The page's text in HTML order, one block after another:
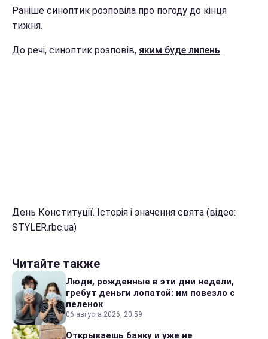
Раніше синоптик розповіла про погоду до кінця
тижня.
До речі, синоптик розповів, яким буде липень.
День Конституції. Історія і значення свята (відео:
STYLER.rbc.ua)
Читайте также
Люди, рожденные в эти дни недели,
гребут деньги лопатой: им повезло с
пеленок
06 августа 2026, 20:59
Открываешь банку и уже не